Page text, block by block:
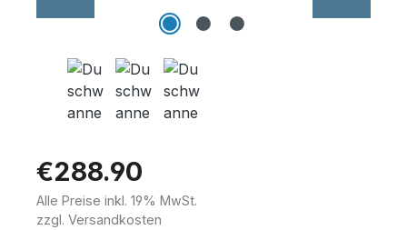
Sanitärkeramik
€288.90
Alle Preise inkl. 19% MwSt.
zzgl. Versandkosten